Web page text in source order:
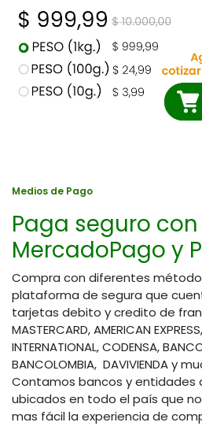
Medios de Pago
Paga seguro con
MercadoPago y
Compra con diferentes
plataforma de segura que
tarjetas debito y credito de
MASTERCARD, AMERICAN
INTERNATIONAL, CODENSA,
BANCOLOMBIA, DAVIVIENDA y
Contamos bancos y entidades
ubicados en todo el país que
mas fácil la experiencia de